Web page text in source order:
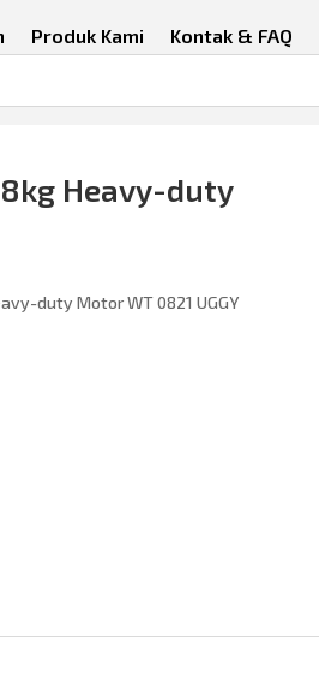
Produk Kami Kontak & FAQ
8kg Heavy-duty
duty Motor WT 0821 UGGY